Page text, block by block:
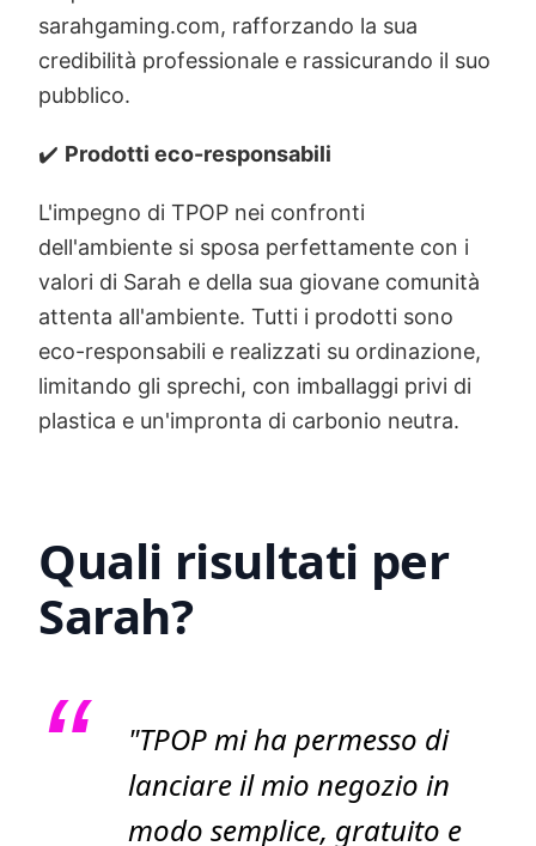
sarahgaming.com, rafforzando la sua
credibilità professionale e rassicurando il suo
pubblico.
✔️ Prodotti eco-responsabili
L'impegno di TPOP nei confronti
dell'ambiente si sposa perfettamente con i
valori di Sarah e della sua giovane comunità
attenta all'ambiente. Tutti i prodotti sono
eco-responsabili e realizzati su ordinazione,
limitando gli sprechi, con imballaggi privi di
plastica e un'impronta di carbonio neutra.
Quali risultati per
Sarah?
"TPOP mi ha permesso di
lanciare il mio negozio in
modo semplice, gratuito e